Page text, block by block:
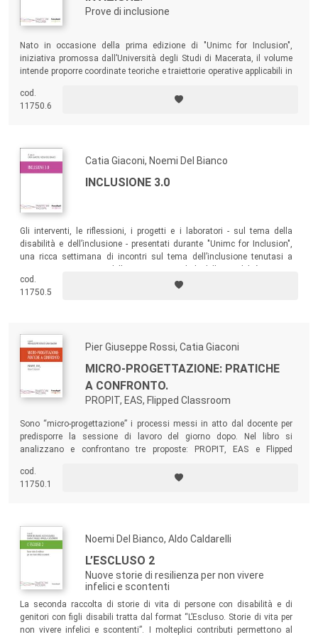
Prove di inclusione
Nato in occasione della prima edizione di "Unimc for Inclusion",
iniziativa promossa dall’Università degli Studi di Macerata, il volume
intende proporre coordinate teoriche e traiettorie operative applicabili in
pertanto indagato in ragione delle sue declinazioni, attraverso una
molteplicità di approfondimenti tematici.
cod.
11750.6
Catia Giaconi, Noemi Del Bianco
INCLUSIONE 3.0
Gli interventi, le riflessioni, i progetti e i laboratori - sul tema della
disabilità e dell’inclusione - presentati durante "Unimc for Inclusion",
una ricca settimana di incontri sul tema dell’inclusione tenutasi a
cod.
11750.5
Pier Giuseppe Rossi, Catia Giaconi
MICRO-PROGETTAZIONE: PRATICHE
A CONFRONTO.
PROPIT, EAS, Flipped Classroom
Sono “micro-progettazione” i processi messi in atto dal docente per
predisporre la sessione di lavoro del giorno dopo. Nel libro si
analizzano e confrontano tre proposte: PROPIT, EAS e Flipped
condividono l’attenzione alla micro-progettazione, la focalizzazione
sull’azione e l’interesse a favorire un atteggiamento attivo e
cod.
11750.1
Noemi Del Bianco, Aldo Caldarelli
L’ESCLUSO 2
Nuove storie di resilienza per non vivere
infelici e scontenti
La seconda raccolta di storie di vita di persone con disabilità e di
genitori con figli disabili tratta dal format “L’Escluso. Storie di vita per
non vivere infelici e scontenti”. I molteplici contributi permettono al